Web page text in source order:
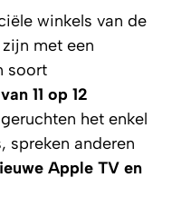
winkels van de
met een
soort
van 11 op 12
het enkel
spreken anderen
Apple TV en